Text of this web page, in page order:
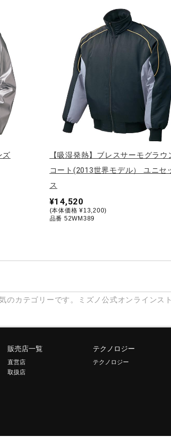
ズ
【吸湿発熱】ブレスサーモグラウ
コート(2013世界モデル） ユニセ
ス
¥14,520
(本体価格 ¥13,200)
品番 52WM389
のカテゴリーです。ミズノ公式オンラインス
販売店一覧
直営店
取扱店
テクノロジー
テクノロジー